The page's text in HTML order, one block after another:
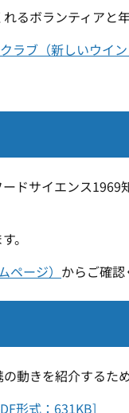
るボランティアと
ラブ（新しいウイン
ドサイエンス
。
ージ） からご確認
動きを紹介するた
形式：631KB]